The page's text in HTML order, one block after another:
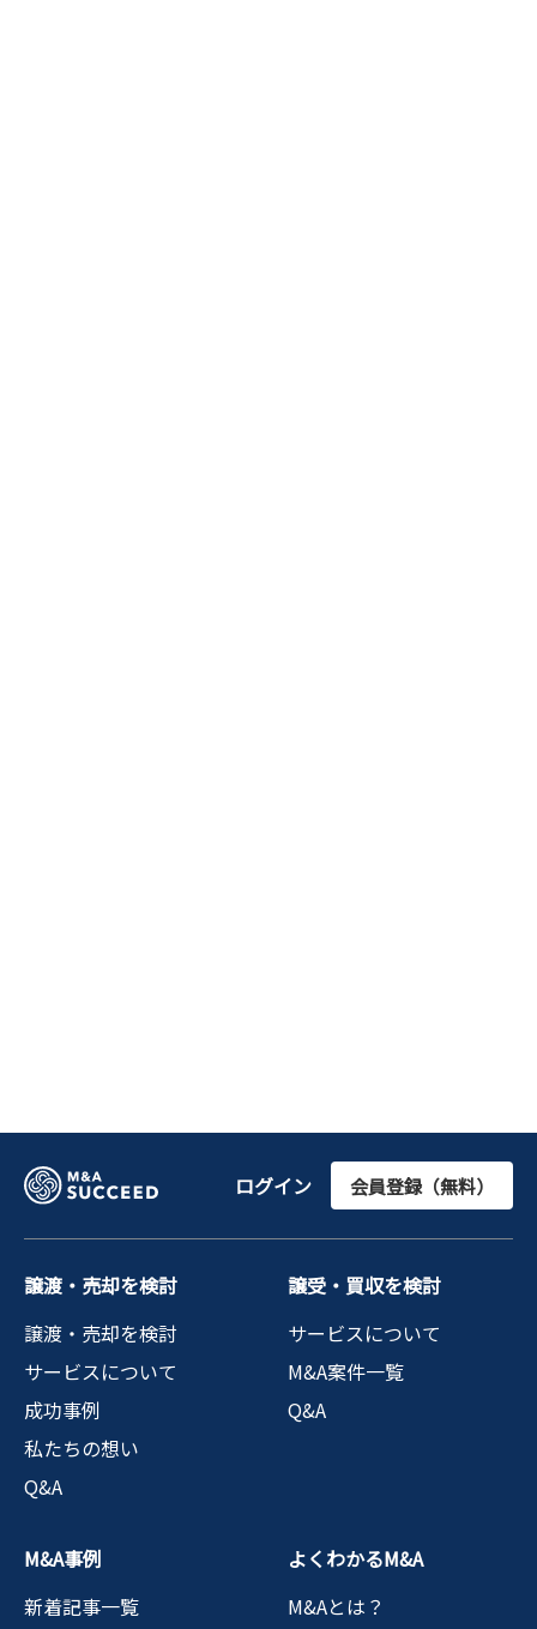
ログイン 会員登録（無料）
譲渡・売却を検討
譲渡・売却を検討
サービスについて
成功事例
私たちの想い
Q&A
譲受・買収を検討
サービスについて
M&A案件一覧
Q&A
M&A事例
新着記事一覧
よくわかるM&A
M&Aとは？